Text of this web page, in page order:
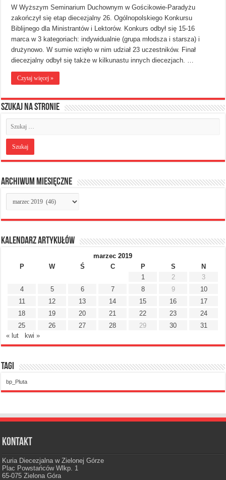
W Wyższym Seminarium Duchownym w Gościkowie-Paradyżu
zakończył się etap diecezjalny 26. Ogólnopolskiego Konkursu
Biblijnego dla Ministrantów i Lektorów. Konkurs odbył się 15-16
marca w 3 kategoriach: indywidualnie (grupa młodsza i starsza) i
drużynowo. W sumie wzięło w nim udział 23 uczestników. Finał
diecezjalny odbył się także w kilkunastu innych diecezjach. …
Czytaj więcej »
Szukaj na stronie
Archiwum miesięczne
Archiwum
miesięczne
Kalendarz artykułów
marzec 2019
P
W Ś C P S
N
1
2
3
4
5 6 7 8 9
10
11
12 13 14 15 16
17
18
19 20 21 22 23
24
25
26 27 28 29 30
31
« lut
kwi »
Tagi
bp_Pluta
Kontakt
Kuria Diecezjalna w Zielonej Górze
Plac Powstańców Wlkp. 1
65-075 Zielona Góra